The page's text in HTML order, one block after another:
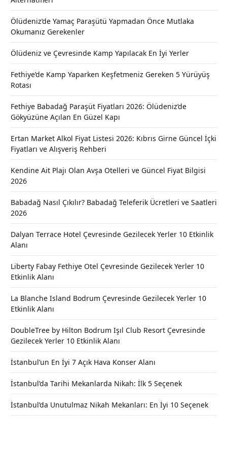
Ölüdeniz’de Yamaç Paraşütü Yapmadan Önce Mutlaka
Okumanız Gerekenler
Ölüdeniz ve Çevresinde Kamp Yapılacak En İyi Yerler
Fethiye’de Kamp Yaparken Keşfetmeniz Gereken 5 Yürüyüş
Rotası
Fethiye Babadağ Paraşüt Fiyatları 2026: Ölüdeniz’de
Gökyüzüne Açılan En Güzel Kapı
Ertan Market Alkol Fiyat Listesi 2026: Kıbrıs Girne Güncel İçki
Fiyatları ve Alışveriş Rehberi
Kendine Ait Plajı Olan Avşa Otelleri ve Güncel Fiyat Bilgisi
2026
Babadağ Nasıl Çıkılır? Babadağ Teleferik Ücretleri ve Saatleri
2026
Dalyan Terrace Hotel Çevresinde Gezilecek Yerler 10 Etkinlik
Alanı
Liberty Fabay Fethiye Otel Çevresinde Gezilecek Yerler 10
Etkinlik Alanı
La Blanche Island Bodrum Çevresinde Gezilecek Yerler 10
Etkinlik Alanı
DoubleTree by Hilton Bodrum Işıl Club Resort Çevresinde
Gezilecek Yerler 10 Etkinlik Alanı
İstanbul’un En İyi 7 Açık Hava Konser Alanı
İstanbul’da Tarihi Mekanlarda Nikah: İlk 5 Seçenek
İstanbul’da Unutulmaz Nikah Mekanları: En İyi 10 Seçenek